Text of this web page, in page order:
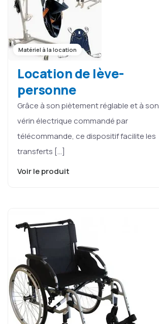
Matériel à la location
Location de lève-
personne
Grâce à son piètement réglable et à son
vérin électrique commandé par
télécommande, ce dispositif facilite les
transferts […]
Voir le produit